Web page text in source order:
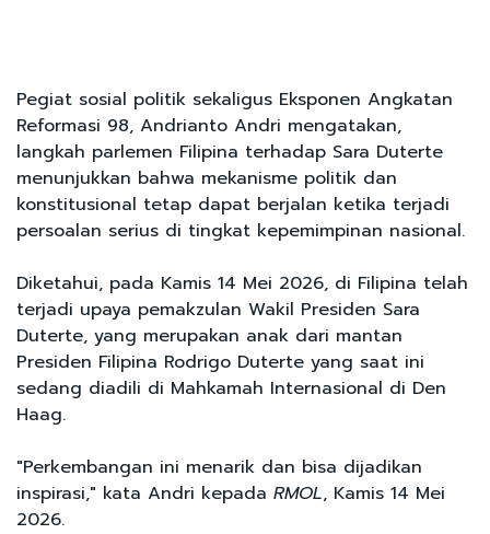
Pegiat sosial politik sekaligus Eksponen Angkatan
Reformasi 98, Andrianto Andri mengatakan,
langkah parlemen Filipina terhadap Sara Duterte
menunjukkan bahwa mekanisme politik dan
konstitusional tetap dapat berjalan ketika terjadi
persoalan serius di tingkat kepemimpinan nasional.
Diketahui, pada Kamis 14 Mei 2026, di Filipina telah
terjadi upaya pemakzulan Wakil Presiden Sara
Duterte, yang merupakan anak dari mantan
Presiden Filipina Rodrigo Duterte yang saat ini
sedang diadili di Mahkamah Internasional di Den
Haag.
"Perkembangan ini menarik dan bisa dijadikan
inspirasi," kata Andri kepada RMOL, Kamis 14 Mei
2026.